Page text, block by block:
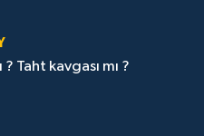
? Taht kavgası mı ?